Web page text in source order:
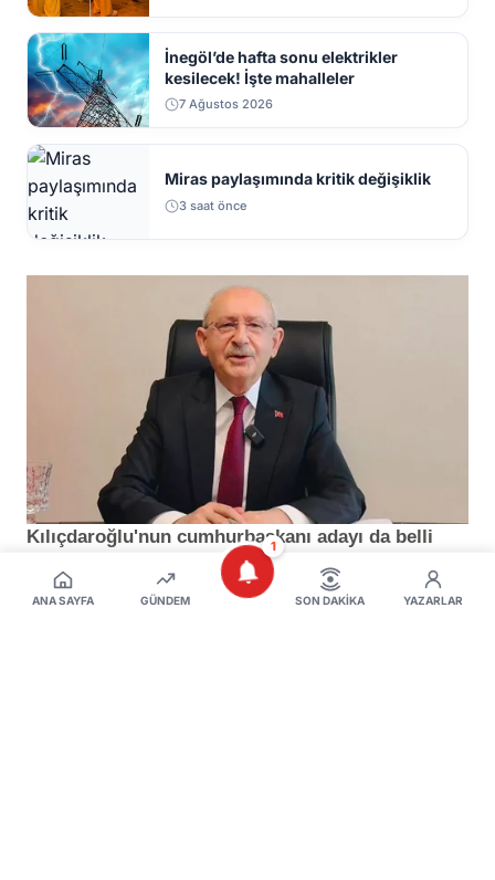
ANA SAYFA GÜNDEM
1
SON DAKIKA YAZARLAR
İnegöl’de hafta sonu elektrikler
kesilecek! İşte mahalleler
7 Ağustos 2026
Miras paylaşımında kritik değişiklik
3 saat önce